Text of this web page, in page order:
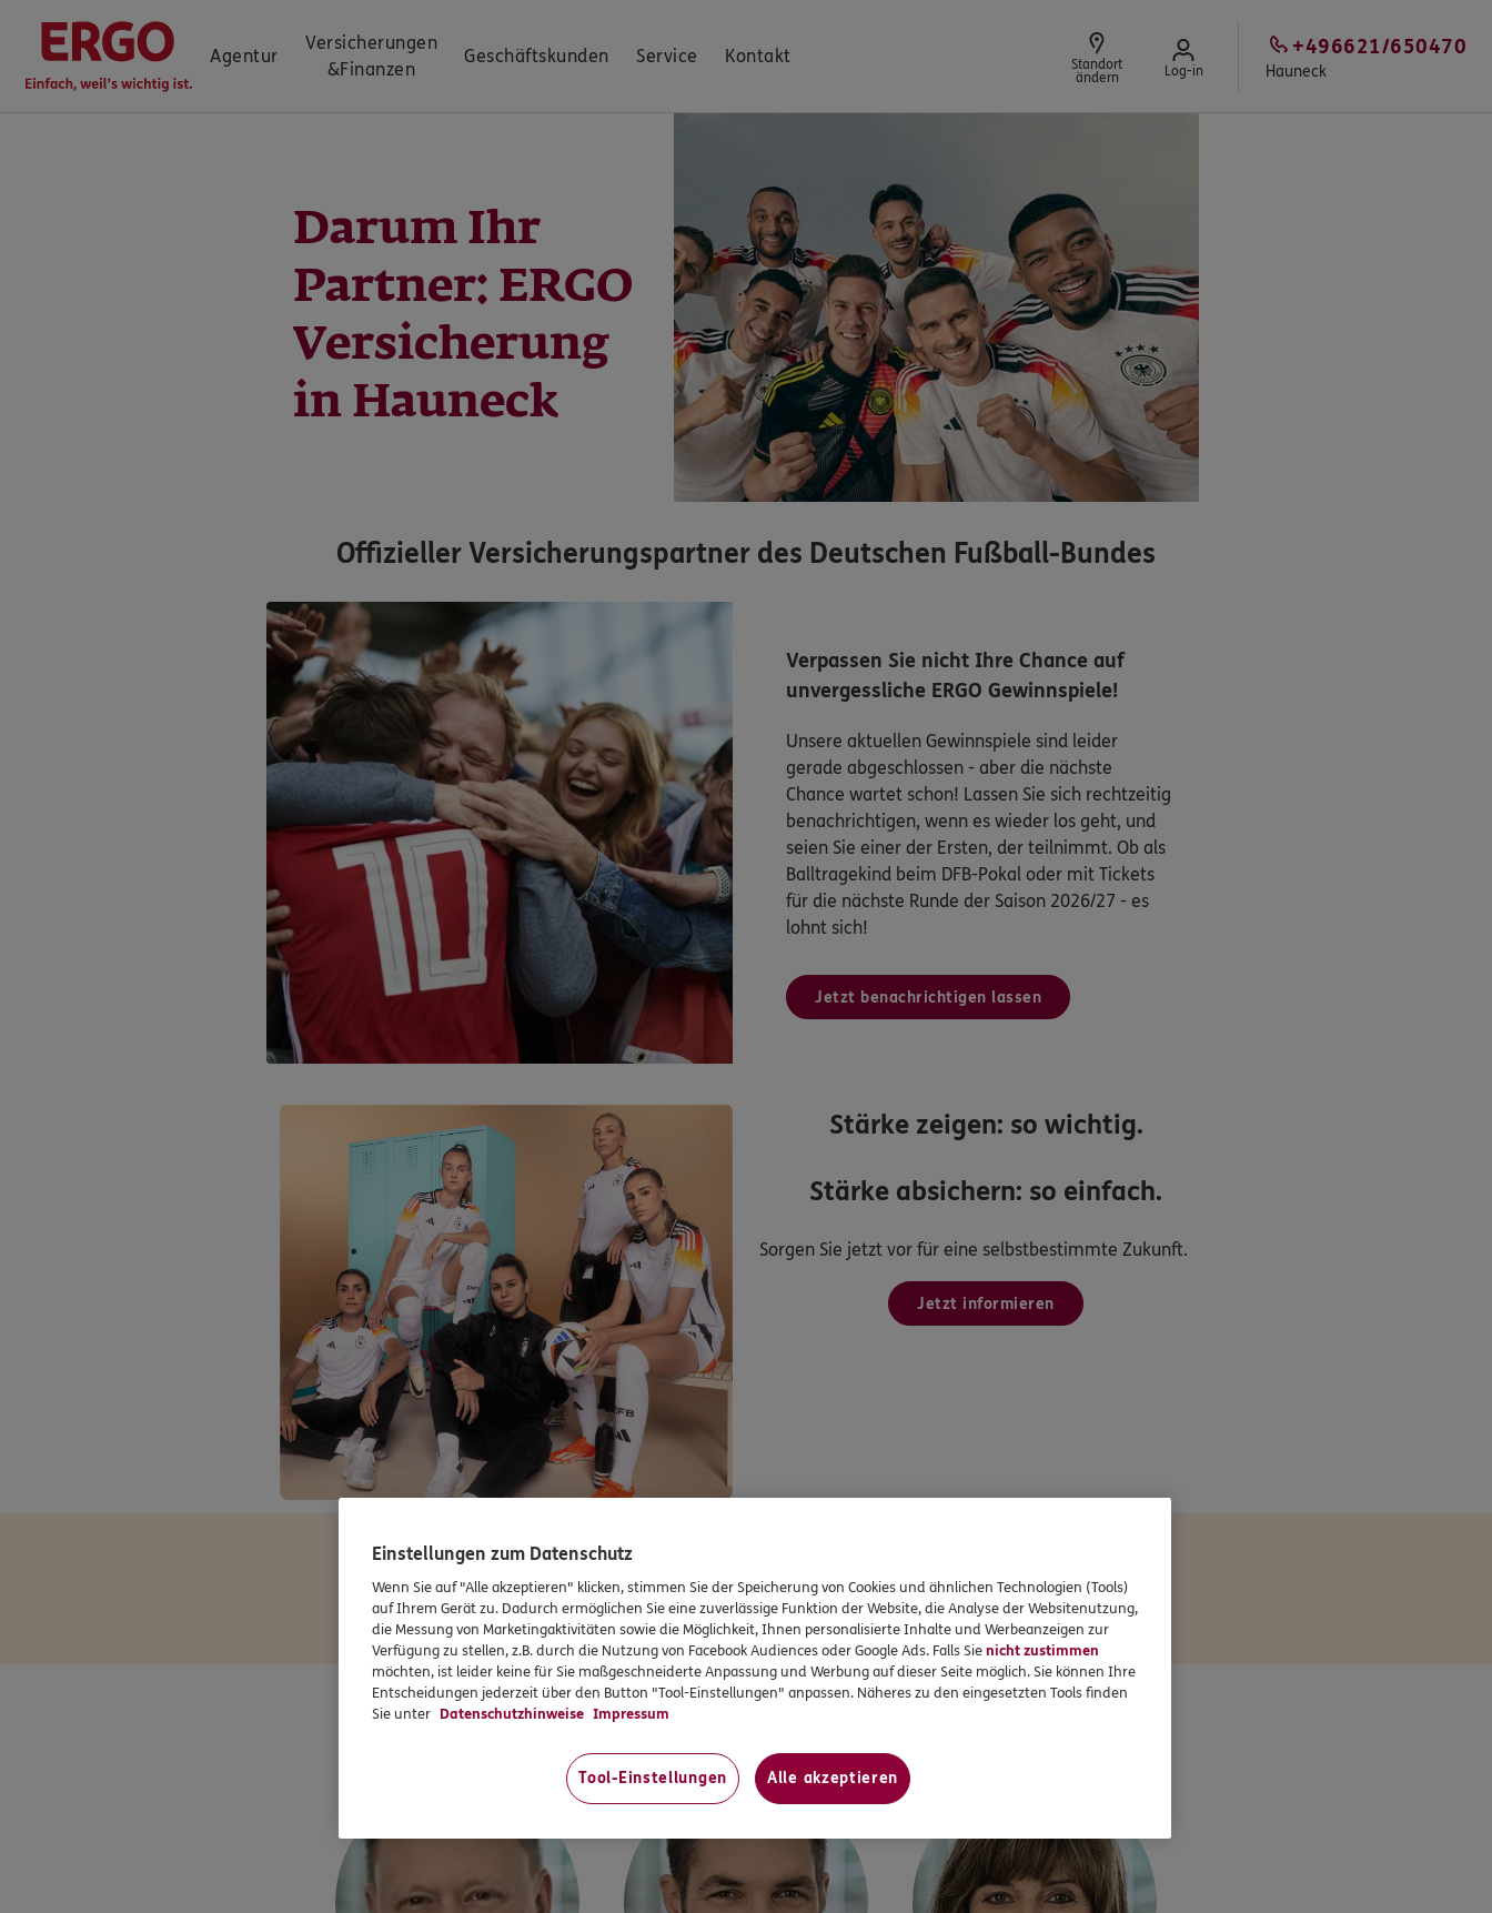
Agentur
Versicherungen
&Finanzen
Geschäftskunden Service Kontakt
Standort
ändern
Log-in Hauneck
+496621/650470
Darum Ihr
Partner: ERGO
Versicherung
in Hauneck
Offizieller Versicherungspartner des Deutschen Fußball-Bundes
Verpassen Sie nicht Ihre Chance auf
unvergessliche ERGO Gewinnspiele!
Unsere aktuellen Gewinnspiele sind leider
gerade abgeschlossen - aber die nächste
Chance wartet schon! Lassen Sie sich rechtzeitig
benachrichtigen, wenn es wieder los geht, und
seien Sie einer der Ersten, der teilnimmt. Ob als
Balltragekind beim DFB-Pokal oder mit Tickets
für die nächste Runde der Saison 2026/27 - es
lohnt sich!
Jetzt benachrichtigen lassen
Stärke zeigen: so wichtig.
Stärke absichern: so einfach.
Sorgen Sie jetzt vor für eine selbstbestimmte Zukunft.
Jetzt informieren
Mehr zu unseren DFB-Partnerschaften
Mehr zum DFB
WIR SIND FÜR SIE DA
In und um Hauneck
Einstellungen zum Datenschutz
Wenn Sie auf "Alle akzeptieren" klicken, stimmen Sie der Speicherung von Cookies und ähnlichen Technologien (Tools)
auf Ihrem Gerät zu. Dadurch ermöglichen Sie eine zuverlässige Funktion der Website, die Analyse der Websitenutzung,
die Messung von Marketingaktivitäten sowie die Möglichkeit, Ihnen personalisierte Inhalte und Werbeanzeigen zur
Verfügung zu stellen, z.B. durch die Nutzung von Facebook Audiences oder Google Ads. Falls Sienicht zustimmen
möchten, ist leider keine für Sie maßgeschneiderte Anpassung und Werbung auf dieser Seite möglich. Sie können Ihre
Entscheidungen jederzeit über den Button "Tool-Einstellungen" anpassen. Näheres zu den eingesetzten Tools finden
Sie unter Datenschutzhinweise Impressum
Tool-Einstellungen Alle akzeptieren